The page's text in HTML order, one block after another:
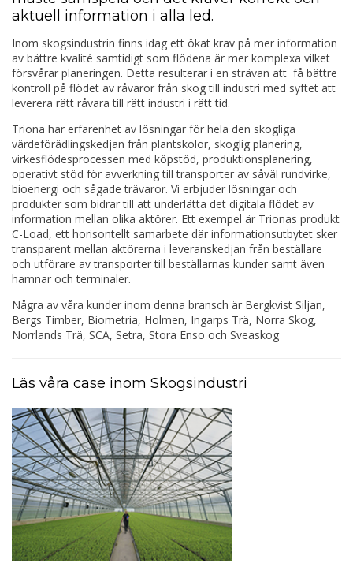
aktuell information i alla led.
Inom skogsindustrin finns idag ett ökat krav på mer information
av bättre kvalité samtidigt som flödena är mer komplexa vilket
försvårar planeringen. Detta resulterar i en strävan att få bättre
kontroll på flödet av råvaror från skog till industri med syftet att
leverera rätt råvara till rätt industri i rätt tid.
Triona har erfarenhet av lösningar för hela den skogliga
värdeförädlingskedjan från plantskolor, skoglig planering,
virkesflödesprocessen med köpstöd, produktionsplanering,
operativt stöd för avverkning till transporter av såväl rundvirke,
bioenergi och sågade trävaror. Vi erbjuder lösningar och
produkter som bidrar till att underlätta det digitala flödet av
information mellan olika aktörer. Ett exempel är Trionas produkt
C-Load, ett horisontellt samarbete där informationsutbytet sker
transparent mellan aktörerna i leveranskedjan från beställare
och utförare av transporter till beställarnas kunder samt även
hamnar och terminaler.
Några av våra kunder inom denna bransch är Bergkvist Siljan,
Bergs Timber, Biometria, Holmen, Ingarps Trä, Norra Skog,
Norrlands Trä, SCA, Setra, Stora Enso och Sveaskog
Läs våra case inom Skogsindustri